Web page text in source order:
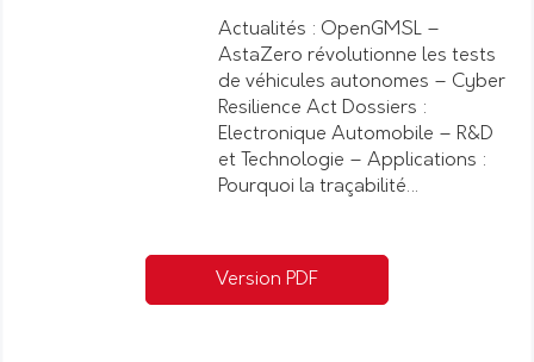
Actualités : OpenGMSL –
AstaZero révolutionne les tests
de véhicules autonomes – Cyber
Resilience Act Dossiers :
Electronique Automobile – R&D
et Technologie – Applications :
Pourquoi la traçabilité…
Version PDF